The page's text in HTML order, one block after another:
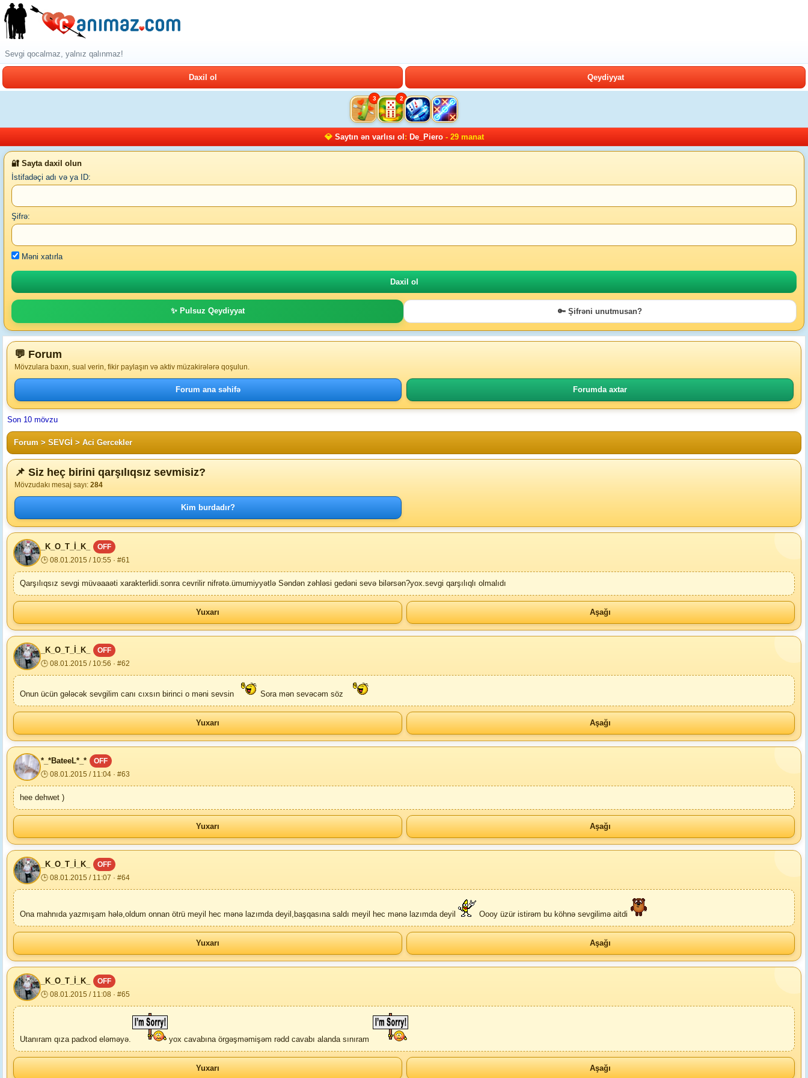
Sevgi qocalmaz, yalnız qalınmaz!
Daxil ol Qeydiyyat
3 2
💎 Saytın ən varlısı ol : De_Piero- 29 manat
🔐 Sayta daxil olun
İstifadəçi adı və ya ID:
Şifrə:
Məni xatırla
✨ Pulsuz Qeydiyyat 🔑 Şifrəni unutmusan?
💬 Forum
Mövzulara baxın, sual verin, fikir paylaşın və aktiv müzakirələrə qoşulun.
Forum ana səhifə Forumda axtar
Son 10 mövzu
Forum > SEVGİ > Aci Gercekler
📌 Siz heç birini qarşılıqsız sevmisiz?
Mövzudakı mesaj sayı: 284
Kim burdadır?
_K_O_T_İ_K_
OFF
🕒 08.01.2015 / 10:55 · #61
Qarşılıqsız sevgi müvəaaəti xarakterlidi.sonra cevrilir nifrətə.ümumiyyətlə Səndən zəhləsi gedəni sevə bilərsən?yox.sevgi qarşılıqlı olmalıdı
Yuxarı Aşağı
_K_O_T_İ_K_
OFF
🕒 08.01.2015 / 10:56 · #62
Onun ücün gələcək sevgilim canı cıxsın birinci o məni sevsin Sora mən sevəcəm söz
Yuxarı Aşağı
*_*BateeL*_*
OFF
🕒 08.01.2015 / 11:04 · #63
hee dehwet )
Yuxarı Aşağı
_K_O_T_İ_K_
OFF
🕒 08.01.2015 / 11:07 · #64
Ona mahnıda yazmışam hələ,oldum onnan ötrü meyil hec mənə lazımda deyil,başqasına saldı meyil hec mənə lazımda deyil Oooy üzür istirəm bu köhnə sevgilimə aitdi
Yuxarı Aşağı
_K_O_T_İ_K_
OFF
🕒 08.01.2015 / 11:08 · #65
Utanıram qıza padxod eləməyə. yox cavabına örgəşməmişəm rədd cavabı alanda sınıram
Yuxarı Aşağı